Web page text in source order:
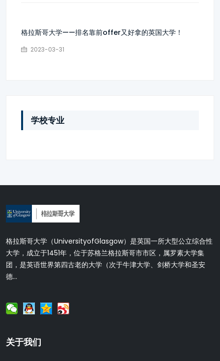
格拉斯哥大学——排名靠前offer又好拿的英国大学！
2023-03-31
学校专业
格拉斯哥大学（UniversityofGlasgow）是英国一所大型公立综合性
大学，成立于1451年，位于苏格兰格拉斯哥市市区，属罗素大学集
团，是英语世界第四古老的大学（次于牛津大学、剑桥大学和圣安
德...
关于我们